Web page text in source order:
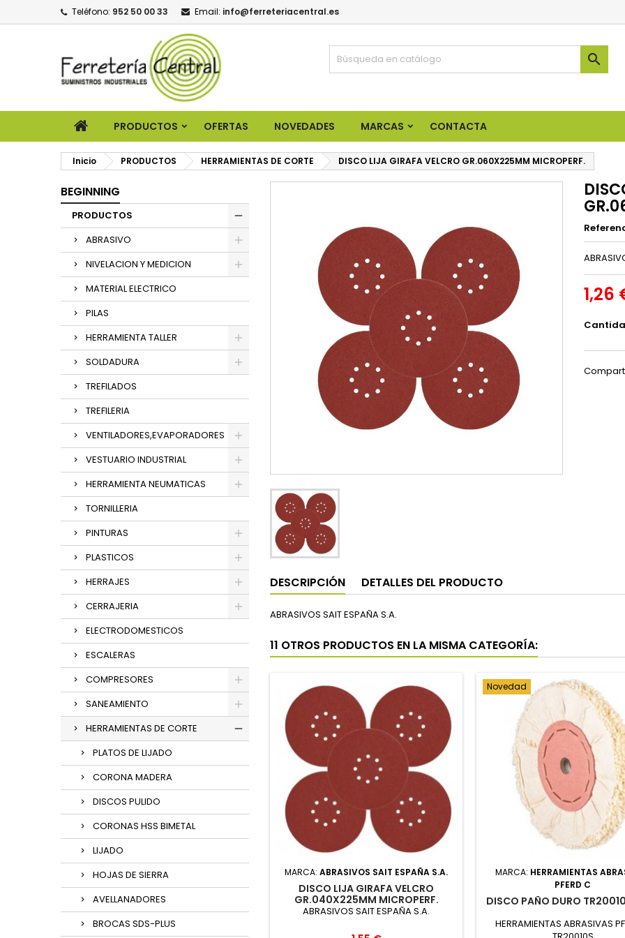
Teléfono: 952 50 00 33 Email: info@ferreteriacentral.es

PRODUCTOS OFERTAS NOVEDADES MARCAS CONTACTA
Inicio PRODUCTOS HERRAMIENTAS DE CORTE DISCO LIJA GIRAFA VELCRO GR.060X225MM MICROPERF.
BEGINNING
PRODUCTOS
ABRASIVO
NIVELACION Y MEDICION
MATERIAL ELECTRICO
PILAS
HERRAMIENTA TALLER
SOLDADURA
TREFILADOS
TREFILERIA
VENTILADORES,EVAPORADORES
VESTUARIO INDUSTRIAL
HERRAMIENTA NEUMATICAS
TORNILLERIA
PINTURAS
PLASTICOS
HERRAJES
CERRAJERIA
ELECTRODOMESTICOS
ESCALERAS
COMPRESORES
SANEAMIENTO
HERRAMIENTAS DE CORTE
PLATOS DE LIJADO
CORONA MADERA
DISCOS PULIDO
CORONAS HSS BIMETAL
LIJADO
HOJAS DE SIERRA
AVELLANADORES
BROCAS SDS-PLUS
1,26
DESCRIPCIÓN DETALLES DEL PRODUCTO
ABRASIVOS SAIT ESPAÑA S.A.
11 OTROS PRODUCTOS EN LA MISMA CATEGORÍA:
MARCA: ABRASIVOS SAIT ESPAÑA S.A.
DISCO LIJA GIRAFA VELCRO
GR.040X225MM MICROPERF.
ABRASIVOS SAIT ESPAÑA S.A.
Novedad
MARCA: HERRAMIENTAS
PFERD C
DISCO PAÑO DURO
HERRAMIENTAS ABRASIVAS